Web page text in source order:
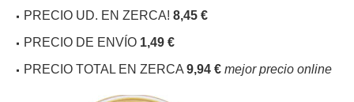
PRECIO UD. EN ZERCA! 8,45 €
PRECIO DE ENVÍO 1,49 €
PRECIO TOTAL EN ZERCA 9,94 € mejor precio online